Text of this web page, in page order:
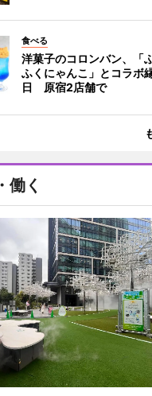
食べる
洋菓子のコロンバン、「
ふくにゃんこ」とコラボ
日 原宿2店舗で
働く